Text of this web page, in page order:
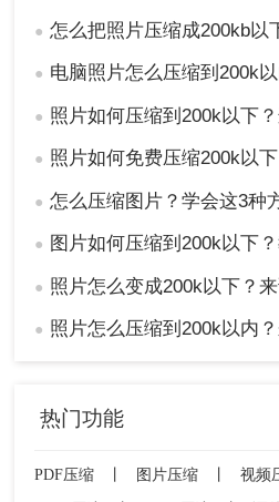
3、上面参数更改完成后，直
这个时候，我们就已经将图
四、注意事项
● 怎么把照片压缩成200kb以下？学会
● 电脑照片怎么压缩到200k以内？学
● 照片如何压缩到200k以下？这3
● 照片如何免费压缩200k以下？
● 怎么压缩图片？学会这3种
● 图片如何压缩到200k以下？教
● 照片怎么变成200k以下？来
● 照片怎么压缩到200k以内？
热门功能
PDF压缩 图片压缩 视频